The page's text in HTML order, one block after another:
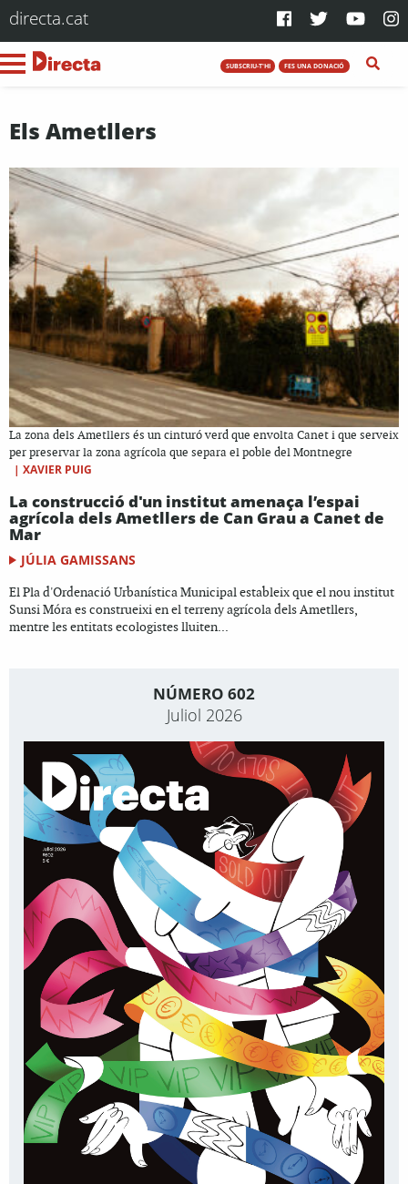
directa.cat
SUBSCRIU-T'HI FES UNA DONACIÓ
Els Ametllers
La zona dels Ametllers és un cinturó verd que envolta Canet i que serveix
per preservar la zona agrícola que separa el poble del Montnegre
| XAVIER PUIG
La construcció d'un institut amenaça l’espai
agrícola dels Ametllers de Can Grau a Canet de
Mar
JÚLIA GAMISSANS
El Pla d'Ordenació Urbanística Municipal estableix que el nou institut
Sunsi Móra es construeixi en el terreny agrícola dels Ametllers,
mentre les entitats ecologistes lluiten...
NÚMERO 602
Juliol 2026